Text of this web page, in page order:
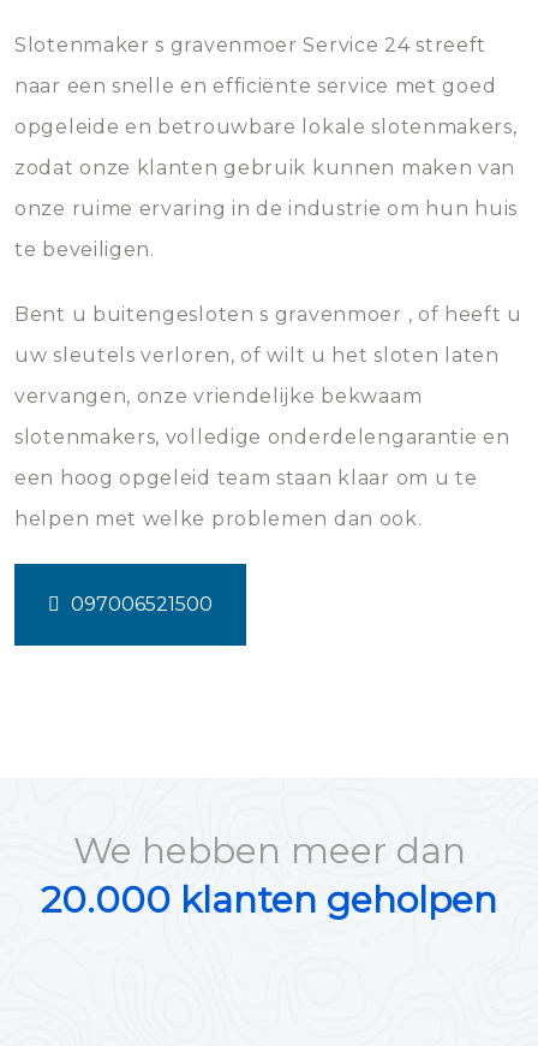
Slotenmaker s gravenmoer Service 24 streeft
naar een snelle en efficiënte service met goed
opgeleide en betrouwbare lokale slotenmakers,
zodat onze klanten gebruik kunnen maken van
onze ruime ervaring in de industrie om hun huis
te beveiligen.
Bent u buitengesloten s gravenmoer , of heeft u
uw sleutels verloren, of wilt u het sloten laten
vervangen, onze vriendelijke bekwaam
slotenmakers, volledige onderdelengarantie en
een hoog opgeleid team staan klaar om u te
helpen met welke problemen dan ook.
097006521500
We hebben meer dan
20.000 klanten geholpen